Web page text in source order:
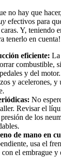
no hay que
efectivos para
Y, teniendo
tenerlo en cuenta!
eficiente: La
combustible,
y del
y acelerones, y
No
Revisar el
de los
de mano en
usa el
el embrague y